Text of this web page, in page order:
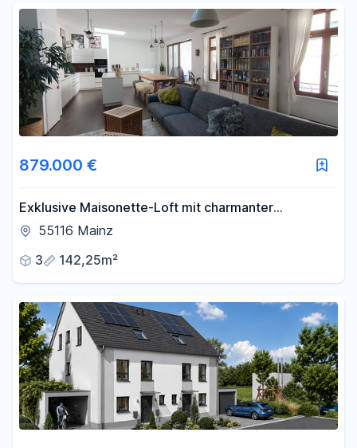
879.000 €
Exklusive Maisonette-Loft mit charmanter
Innenhofterrasse an der Kupferbergterrasse
55116 Mainz
3
142,25m²